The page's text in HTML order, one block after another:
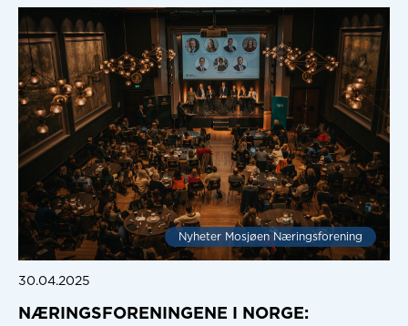
Nyheter Mosjøen Næringsforening
30.04.2025
NÆRINGSFORENINGENE I NORGE: